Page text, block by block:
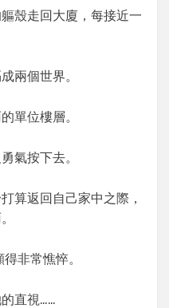
殼走回大廈，每接近一
兩個世界。
單位樓層。
氣按下去。
算返回自己家中之際，
非常憔悴。
直視……